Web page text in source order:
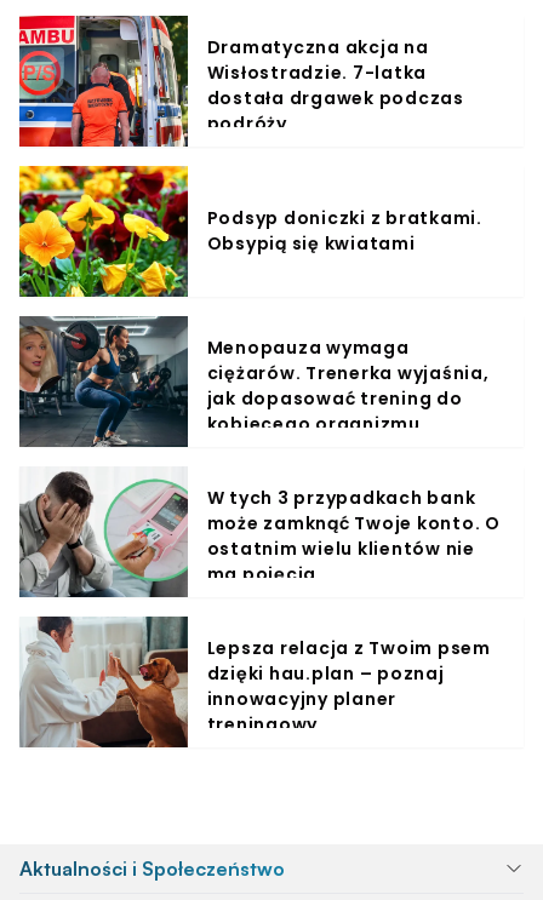
Dramatyczna akcja na
Wisłostradzie. 7-latka
dostała drgawek podczas
podróży
Podsyp doniczki z bratkami.
Obsypią się kwiatami
Menopauza wymaga
ciężarów. Trenerka wyjaśnia,
jak dopasować trening do
kobiecego organizmu
W tych 3 przypadkach bank
może zamknąć Twoje konto. O
ostatnim wielu klientów nie
ma pojęcia
Lepsza relacja z Twoim psem
dzięki hau.plan – poznaj
innowacyjny planer
treningowy
Aktualności i Społeczeństwo